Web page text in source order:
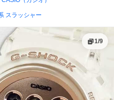
スラッシャー
1/9